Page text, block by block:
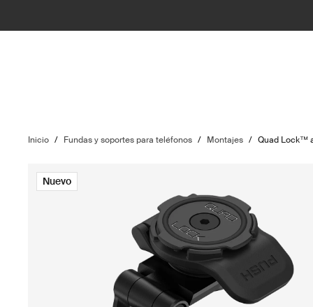
Inicio / Fundas y soportes para teléfonos / Montajes / Quad Lock™
Nuevo